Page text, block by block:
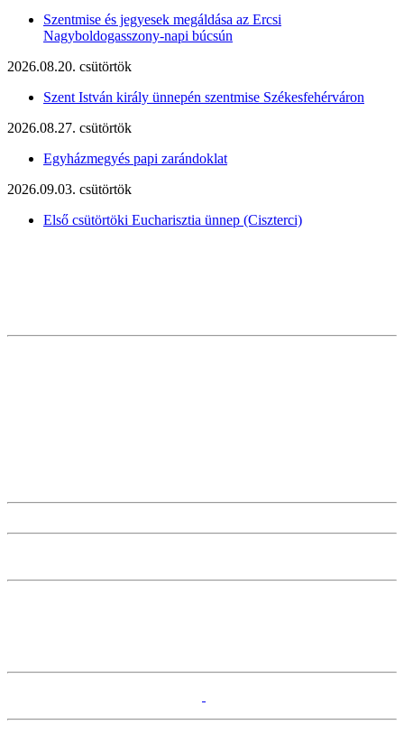
Szentmise és jegyesek megáldása az Ercsi
Nagyboldogasszony-napi búcsún
2026.08.20. csütörtök
Szent István király ünnepén szentmise Székesfehérváron
2026.08.27. csütörtök
Egyházmegyés papi zarándoklat
2026.09.03. csütörtök
Első csütörtöki Eucharisztia ünnep (Ciszterci)